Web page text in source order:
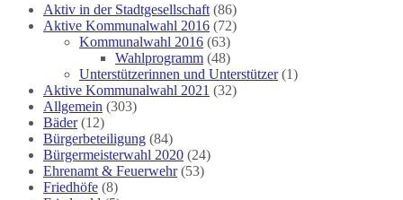
Aktiv in der Stadtgesellschaft (86)
Aktive Kommunalwahl 2016 (72)
Kommunalwahl 2016 (63)
Wahlprogramm (48)
Unterstützerinnen und Unterstützer(1)
Aktive Kommunalwahl 2021 (32)
Allgemein (303)
Bäder(12)
Bürgerbeteiligung (84)
Bürgermeisterwahl 2020 (24)
Ehrenamt & Feuerwehr(53)
Friedhöfe (8)